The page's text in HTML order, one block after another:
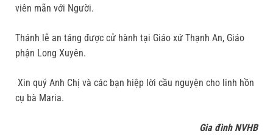
viên mãn với Người.
Thánh lễ an táng được cử hành tại Giáo xứ Thạnh An, Giáo
phận Long Xuyên.
Xin quý Anh Chị và các bạn hiệp lời cầu nguyện cho linh hồn
cụ bà Maria.
Gia đình NVHB